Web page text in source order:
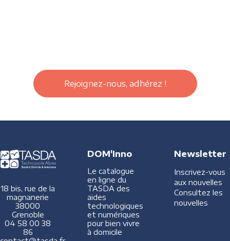
Rejoignez-nous, adhérez !
18 bis, rue de la
magnanerie
38000
Grenoble
04 58 00 38
86
DOM'Inno
Le catalogue
en ligne du
TASDA des
aides
technologiques
et numériques
pour bien vivre
à domicile
Newsletter
Inscrivez-vous
aux nouvelles
Consultez les
nouvelles